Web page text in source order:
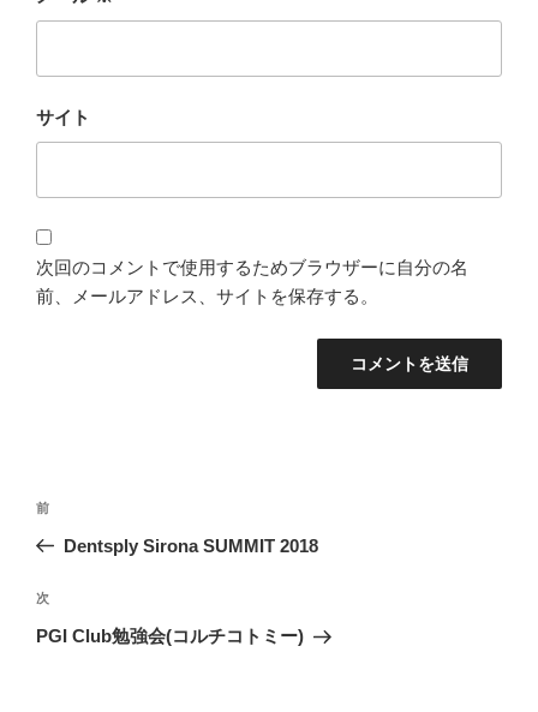
サイト
次回のコメントで使用するためブラウザーに自分の名
前、メールアドレス、サイトを保存する。
投
ビ
ゲ
過
去
投
稿
前
Dentsply Sirona SUMMIT 2018
次
の
次
PGI Club勉強会(コルチコトミー)